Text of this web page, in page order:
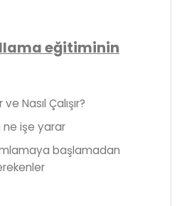
eğitiminin
Nasıl Çalışır?
işe yarar
başlamadan